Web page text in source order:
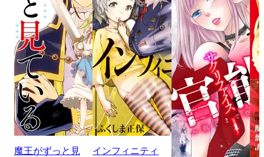
魔王がずっと見
インフィニティ